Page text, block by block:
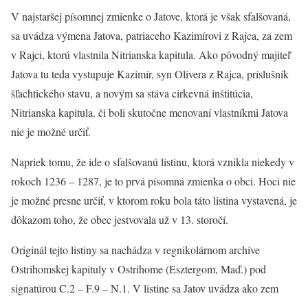
V najstaršej písomnej zmienke o Jatove, ktorá je však sfalšovaná,
sa uvádza výmena Jatova, patriaceho Kazimírovi z Rajca, za zem
v Rajci, ktorú vlastnila Nitrianska kapitula. Ako pôvodný majiteľ
Jatova tu teda vystupuje Kazimír, syn Olivera z Rajca, príslušník
šľachtického stavu, a novým sa stáva cirkevná inštitúcia,
Nitrianska kapitula. či boli skutočne menovaní vlastníkmi Jatova
nie je možné určiť.
Napriek tomu, že ide o sfalšovanú listinu, ktorá vznikla niekedy v
rokoch 1236 – 1287, je to prvá písomná zmienka o obci. Hoci nie
je možné presne určiť, v ktorom roku bola táto listina vystavená, je
dôkazom toho, že obec jestvovala už v 13. storočí.
Originál tejto listiny sa nachádza v regnikolárnom archíve
Ostrihomskej kapituly v Ostrihome (Esztergom, Maď.) pod
signatúrou C.2 – F.9 – N.1. V listine sa Jatov uvádza ako zem